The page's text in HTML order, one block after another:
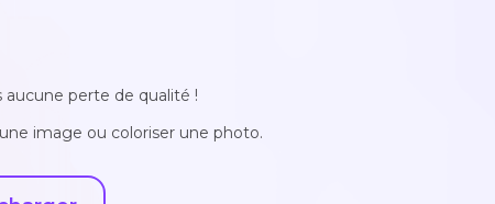
aucune perte de qualité !
image ou coloriser une photo.